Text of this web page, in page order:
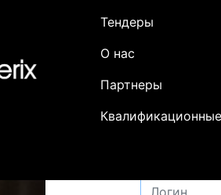
Тендеры
О нас
Партнеры